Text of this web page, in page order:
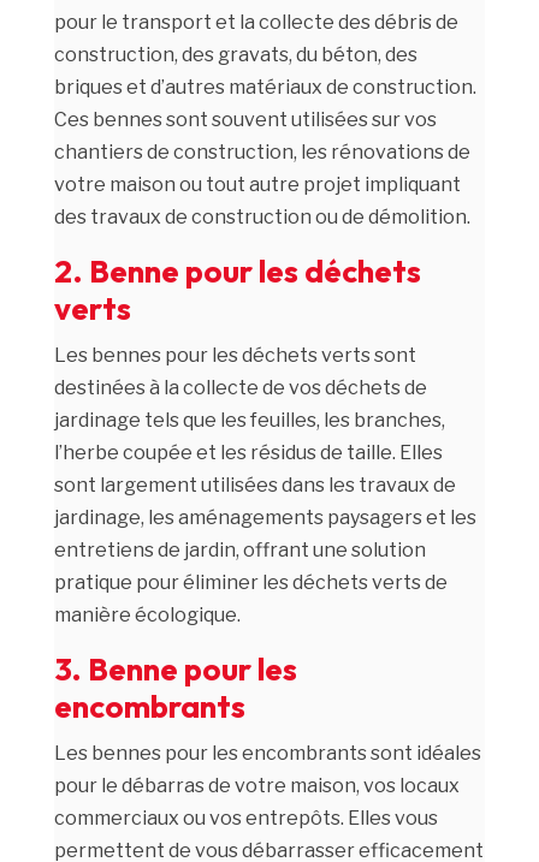
pour le transport et la collecte des débris de
construction, des gravats, du béton, des
briques et d’autres matériaux de construction.
Ces bennes sont souvent utilisées sur vos
chantiers de construction, les rénovations de
votre maison ou tout autre projet impliquant
des travaux de construction ou de démolition.
2. Benne pour les déchets
verts
Les bennes pour les déchets verts sont
destinées à la collecte de vos déchets de
jardinage tels que les feuilles, les branches,
l’herbe coupée et les résidus de taille. Elles
sont largement utilisées dans les travaux de
jardinage, les aménagements paysagers et les
entretiens de jardin, offrant une solution
pratique pour éliminer les déchets verts de
manière écologique.
3. Benne pour les
encombrants
Les bennes pour les encombrants sont idéales
pour le débarras de votre maison, vos locaux
commerciaux ou vos entrepôts. Elles vous
permettent de vous débarrasser efficacement